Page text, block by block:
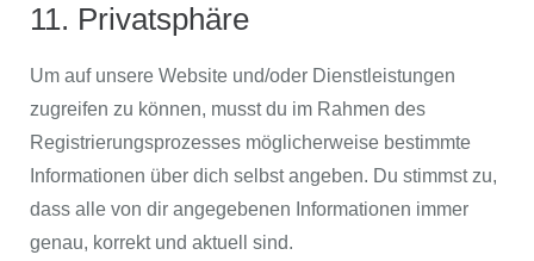
11. Privatsphäre
Um auf unsere Website und/oder Dienstleistungen
zugreifen zu können, musst du im Rahmen des
Registrierungsprozesses möglicherweise bestimmte
Informationen über dich selbst angeben. Du stimmst zu,
dass alle von dir angegebenen Informationen immer
genau, korrekt und aktuell sind.